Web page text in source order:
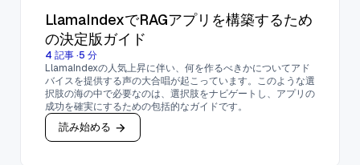
LlamaIndexでRAGアプリを構築するため
の決定版ガイド
4 記事·5 分
LlamaIndexの人気上昇に伴い、何を作るべきかについてアド
バイスを提供する声の大合唱が起こっています。このような選
択肢の海の中で必要なのは、選択肢をナビゲートし、アプリの
成功を確実にするための包括的なガイドです。
読み始める